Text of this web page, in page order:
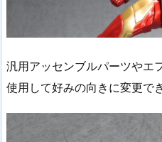
汎用アッセンブルパーツやエ
使用して好みの向きに変更で